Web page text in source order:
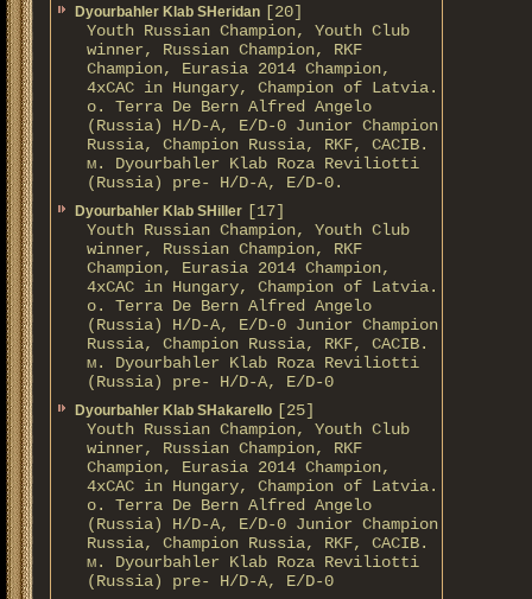
Dyourbahler Klab SHeridan [20]
Youth Russian Champion, Youth Club
winner, Russian Champion, RKF
Champion, Eurasia 2014 Champion,
4xCAC in Hungary, Champion of Latvia.
о. Terra De Bern Alfred Angelo
(Russia) H/D-A, E/D-0 Junior Champion
Russia, Champion Russia, RKF, CACIB.
м. Dyourbahler Klab Roza Reviliotti
(Russia) pre- H/D-A, E/D-0.
Dyourbahler Klab SHiller [17]
Youth Russian Champion, Youth Club
winner, Russian Champion, RKF
Champion, Eurasia 2014 Champion,
4xCAC in Hungary, Champion of Latvia.
о. Terra De Bern Alfred Angelo
(Russia) H/D-A, E/D-0 Junior Champion
Russia, Champion Russia, RKF, CACIB.
м. Dyourbahler Klab Roza Reviliotti
(Russia) pre- H/D-A, E/D-0
Dyourbahler Klab SHakarello [25]
Youth Russian Champion, Youth Club
winner, Russian Champion, RKF
Champion, Eurasia 2014 Champion,
4xCAC in Hungary, Champion of Latvia.
о. Terra De Bern Alfred Angelo
(Russia) H/D-A, E/D-0 Junior Champion
Russia, Champion Russia, RKF, CACIB.
м. Dyourbahler Klab Roza Reviliotti
(Russia) pre- H/D-A, E/D-0